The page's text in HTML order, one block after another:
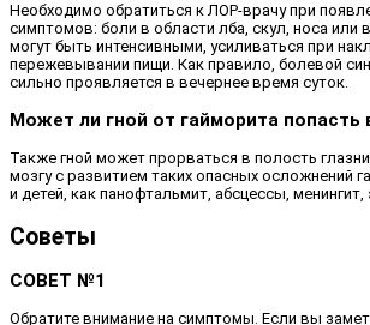
Необходимо обратиться к ЛОР-врачу при
симптомов: боли в области лба, скул, носа или
могут быть интенсивными, усиливаться при
пережевывании пищи. Как правило, болевой
сильно проявляется в вечернее время суток.
Может ли гной от гайморита попасть
Также гной может прорваться в полость
мозгу с развитием таких опасных осложнений
и детей, как панофтальмит, абсцессы, менингит,
Советы
СОВЕТ №1
Обратите внимание на симптомы. Если вы